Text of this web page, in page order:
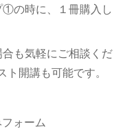
の時に、１冊購入し
も気軽にご相談くだ
開講も可能です。
ォーム